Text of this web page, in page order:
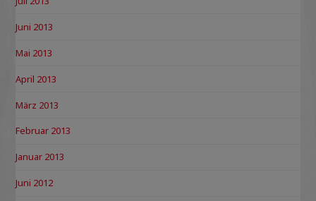
Juni 2013
Mai 2013
April 2013
März 2013
Februar 2013
Januar 2013
Juni 2012